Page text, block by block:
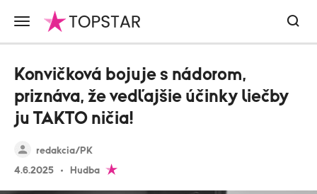
redakcia/PK
4.6.2025
Hudba
Konvičková bojuje s nádorom,
priznáva, že vedľajšie účinky liečby
ju TAKTO ničia!